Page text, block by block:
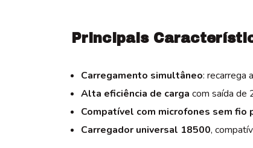
Principais
Carregamento simultâneo: recarrega
Alta eficiência de carga com saída de
Compatível com microfones sem fio
Carregador universal 18500,